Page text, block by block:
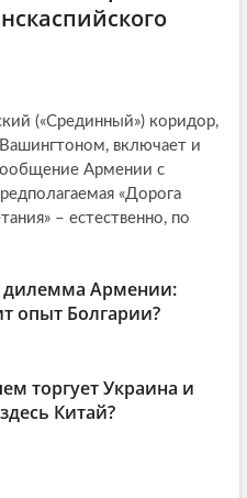
(«Срединный») коридор,
включает и
Армении с
«Дорога
– естественно, по
дилемма Армении:
опыт Болгарии?
торгует Украина и
Китай?